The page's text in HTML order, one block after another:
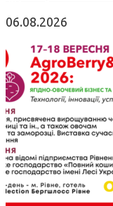
06.08.2026